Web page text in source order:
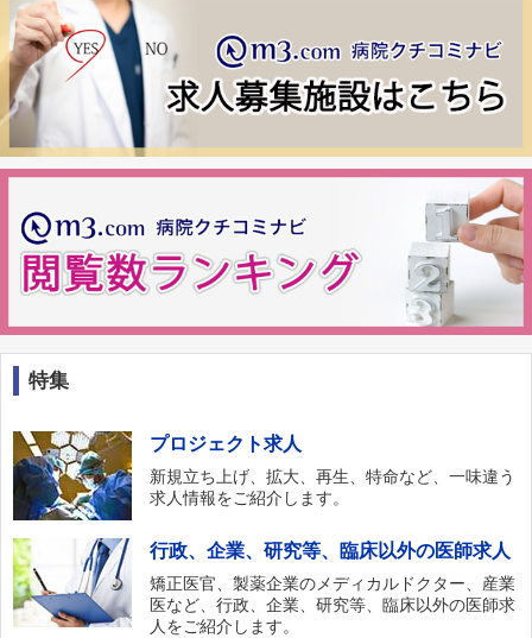
特集
プロジェクト求人
新規立ち上げ、拡大、再生、特命など、一味違う
求人情報をご紹介します。
行政、企業、研究等、臨床以外の医師求人
矯正医官、製薬企業のメディカルドクター、産業
医など、行政、企業、研究等、臨床以外の医師求
人をご紹介します。